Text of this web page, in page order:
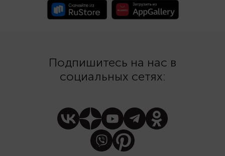
Подпишитесь на нас в
социальных сетях: